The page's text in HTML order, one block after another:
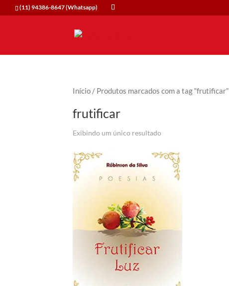
(11) 94386-8647 (Whatsapp)
Início / Produtos marcados com a tag “frutificar”
frutificar
Exibindo um único resultado